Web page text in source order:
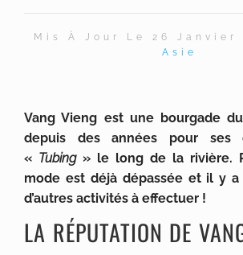
Mis À Jour Le 26 Janvier
Asie
Vang Vieng est une bourgade
depuis des années pour ses
« Tubing» le long de la rivière.
mode est déjà dépassée et il y
d’autres activités à effectuer !
LA RÉPUTATION DE